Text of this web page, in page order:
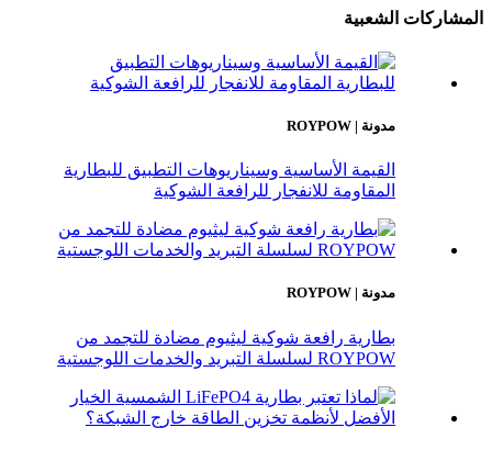
المشاركات الشعبية
مدونة | ROYPOW
القيمة الأساسية وسيناريوهات التطبيق للبطارية
المقاومة للانفجار للرافعة الشوكية
مدونة | ROYPOW
بطارية رافعة شوكية ليثيوم مضادة للتجمد من
ROYPOW لسلسلة التبريد والخدمات اللوجستية